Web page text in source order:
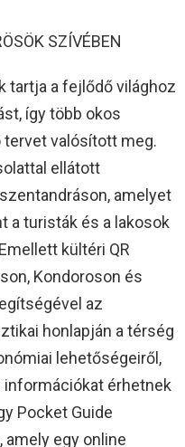
SZÍVÉBEN
tartja a fejlődő világhoz
így több okos
valósított meg.
ellátott
amelyet
a turisták és a lakosok
kültéri QR
Kondoroson és
az
honlapján a térség
lehetőségeiről,
információkat érhetnek
Pocket Guide
egy online